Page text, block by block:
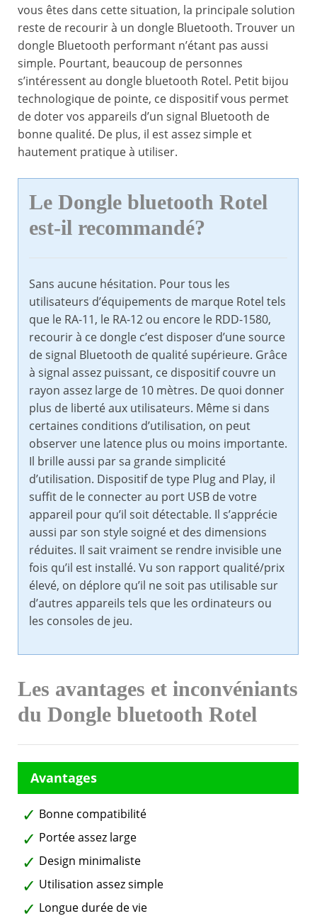
vous êtes dans cette situation, la principale solution
reste de recourir à un dongle Bluetooth. Trouver un
dongle Bluetooth performant n’étant pas aussi
simple. Pourtant, beaucoup de personnes
s’intéressent au dongle bluetooth Rotel. Petit bijou
technologique de pointe, ce dispositif vous permet
de doter vos appareils d’un signal Bluetooth de
bonne qualité. De plus, il est assez simple et
hautement pratique à utiliser.
Le Dongle bluetooth Rotel
est-il recommandé?
Sans aucune hésitation. Pour tous les
utilisateurs d’équipements de marque Rotel tels
que le RA-11, le RA-12 ou encore le RDD-1580,
recourir à ce dongle c’est disposer d’une source
de signal Bluetooth de qualité supérieure. Grâce
à signal assez puissant, ce dispositif couvre un
rayon assez large de 10 mètres. De quoi donner
plus de liberté aux utilisateurs. Même si dans
certaines conditions d’utilisation, on peut
observer une latence plus ou moins importante.
Il brille aussi par sa grande simplicité
d’utilisation. Dispositif de type Plug and Play, il
suffit de le connecter au port USB de votre
appareil pour qu’il soit détectable. Il s’apprécie
aussi par son style soigné et des dimensions
réduites. Il sait vraiment se rendre invisible une
fois qu’il est installé. Vu son rapport qualité/prix
élevé, on déplore qu’il ne soit pas utilisable sur
d’autres appareils tels que les ordinateurs ou
les consoles de jeu.
Les avantages et inconvéniants
du Dongle bluetooth Rotel
Bonne compatibilité
Portée assez large
Design minimaliste
Utilisation assez simple
Longue durée de vie